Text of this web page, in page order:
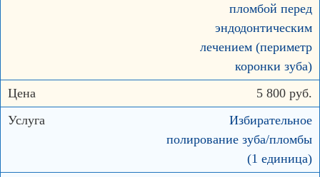
пломбой перед
эндодонтическим
лечением (периметр
коронки зуба)
5 800 руб.
Избирательное
полирование зуба/пломбы
(1 единица)